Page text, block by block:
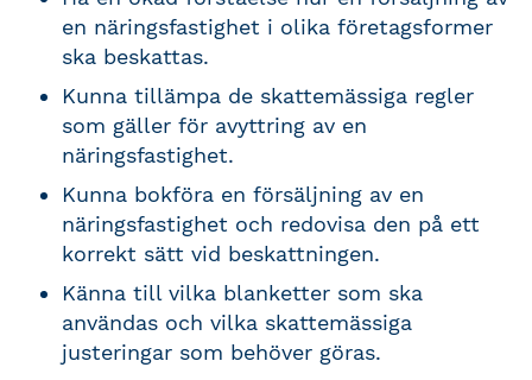
en näringsfastighet i olika företagsformer
ska beskattas.
Kunna tillämpa de skattemässiga regler
som gäller för avyttring av en
näringsfastighet.
Kunna bokföra en försäljning av en
näringsfastighet och redovisa den på ett
korrekt sätt vid beskattningen.
Känna till vilka blanketter som ska
användas och vilka skattemässiga
justeringar som behöver göras.